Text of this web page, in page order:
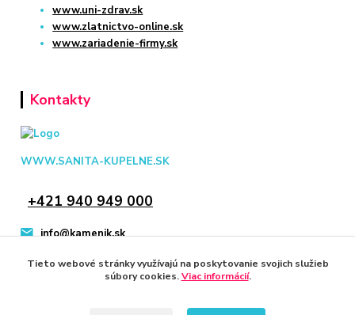
www.uni-zdrav.sk
www.zlatnictvo-online.sk
www.zariadenie-firmy.sk
Kontakty
WWW.SANITA-KUPELNE.SK
+421 940 949 000
info@kamenik.sk
Tieto webové stránky využívajú na poskytovanie svojich služieb
súbory cookies.Viac informácií.